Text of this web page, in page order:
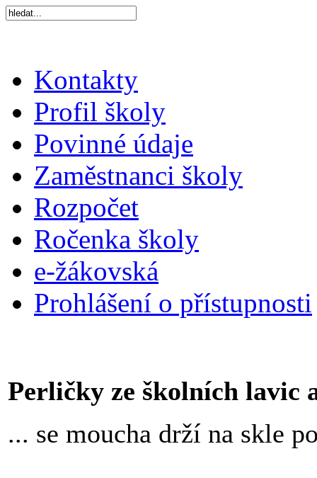
Kontakty
Profil školy
Povinné údaje
Zaměstnanci školy
Rozpočet
Ročenka školy
e-žákovská
Prohlášení o přístupnosti
Perličky ze školních lavic
... se moucha drží na skle